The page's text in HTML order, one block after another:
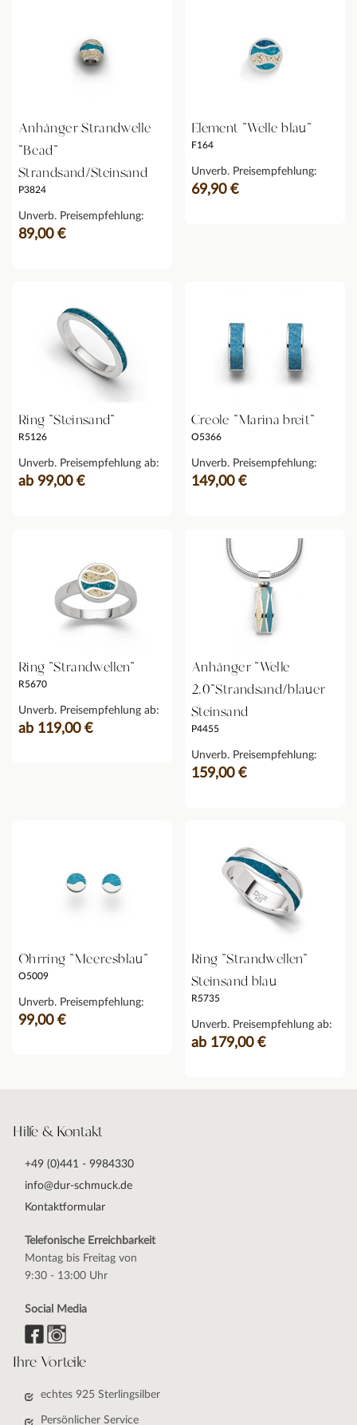
Anhänger Strandwelle
"Bead"
Strandsand/Steinsand
P3824
Unverb. Preisempfehlung:
89,00 €
Element "Welle blau"
F164
Unverb. Preisempfehlung:
69,90 €
Ring "Steinsand"
R5126
Unverb. Preisempfehlung ab:
ab 99,00 €
Creole "Marina breit"
O5366
Unverb. Preisempfehlung:
149,00 €
Ring "Strandwellen"
R5670
Unverb. Preisempfehlung ab:
ab 119,00 €
Anhänger "Welle
2.0"Strandsand/blauer
Steinsand
P4455
Unverb. Preisempfehlung:
159,00 €
Ohrring "Meeresblau"
O5009
Unverb. Preisempfehlung:
99,00 €
Ring "Strandwellen"
Steinsand blau
R5735
Unverb. Preisempfehlung ab:
ab 179,00 €
Hilfe & Kontakt
+49 (0)441 - 9984330
info@dur-schmuck.de
Kontaktformular
Telefonische Erreichbarkeit
Montag bis Freitag von
9:30 - 13:00 Uhr
Social Media
Ihre Vorteile
echtes 925 Sterlingsilber
Persönlicher Service